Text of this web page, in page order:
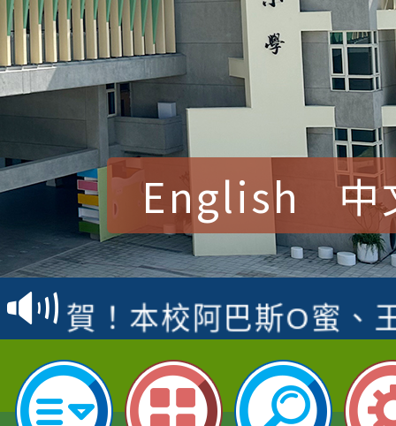
English 中
賀！本校參加桃園市中
賽 洪綺君教師榮獲社
名
賀！本校阿巴斯O蜜、
倩參加桃園市科展 國
名 指導老師王老師、
賀！本校四年二班張O
園市英語競賽國小朗讀
賀！本校參加桃園市中